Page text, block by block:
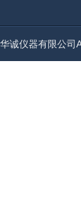
诚仪器有限公